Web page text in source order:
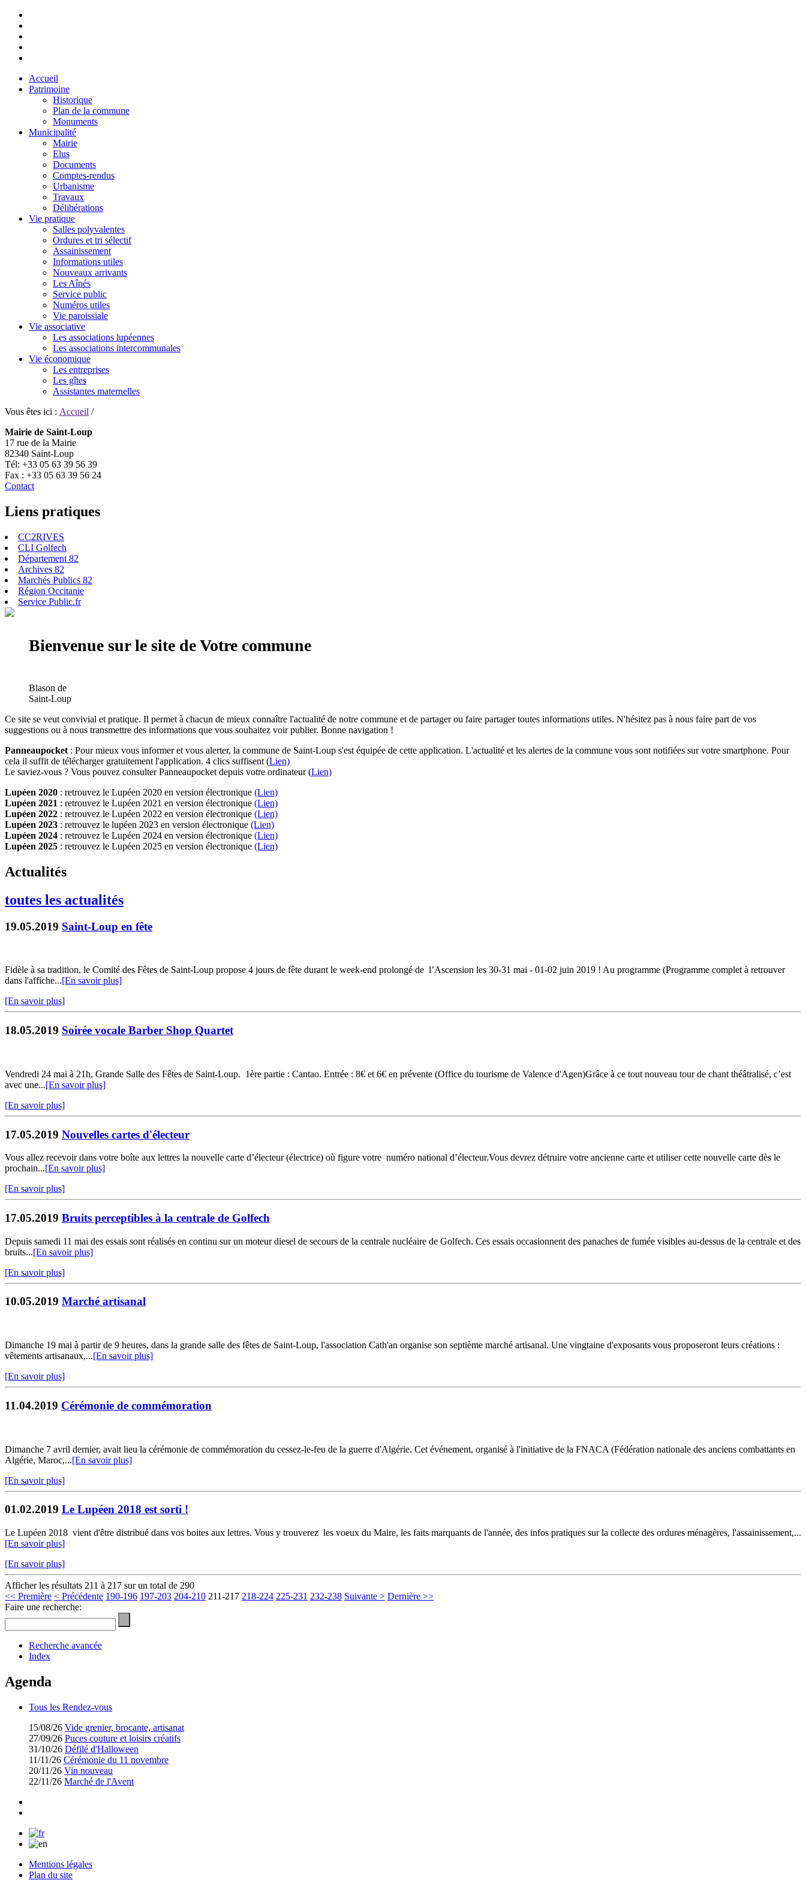
Accueil
Patrimoine
Historique
Plan de la commune
Monuments
Municipalité
Mairie
Elus
Documents
Comptes-rendus
Urbanisme
Travaux
Délibérations
Vie pratique
Salles polyvalentes
Ordures et tri sélectif
Assainissement
Informations utiles
Nouveaux arrivants
Les Aînés
Service public
Numéros utiles
Vie paroissiale
Vie associative
Les associations lupéennes
Les associations intercommunales
Vie économique
Les entreprises
Les gîtes
Assistantes maternelles
Vous êtes ici : Accueil /
Mairie de Saint-Loup
17 rue de la Mairie
82340 Saint-Loup
Tél: +33 05 63 39 56 39
Fax : +33 05 63 39 56 24
Contact
Liens pratiques
CC2RIVES
CLI Golfech
Département 82
Archives 82
Marchés Publics 82
Région Occitanie
Service Public.fr
Bienvenue sur le site de Votre commune
Blason de
Saint-Loup
Ce site se veut convivial et pratique. Il permet à chacun de mieux connaître l'actualité de notre commune et de partager ou faire partager toutes informations utiles. N'hésitez pas à nous faire part de vos
suggestions ou à nous transmettre des informations que vous souhaitez voir publier. Bonne navigation !
Panneaupocket : Pour mieux vous informer et vous alerter, la commune de Saint-Loup s'est équipée de cette application. L'actualité et les alertes de la commune vous sont notifiées sur votre smartphone. Pour
cela il suffit de télécharger gratuitement l'application. 4 clics suffisent (Lien)
Le saviez-vous ? Vous pouvez consulter Panneaupocket depuis votre ordinateur (Lien)
Lupéen 2020 : retrouvez le Lupéen 2020 en version électronique (Lien)
Lupéen 2021 : retrouvez le Lupéen 2021 en version électronique (Lien)
Lupéen 2022 : retrouvez le Lupéen 2022 en version électronique (Lien)
Lupéen 2023 : retrouvez le lupéen 2023 en version électronique (Lien)
Lupéen 2024 : retrouvez le Lupéen 2024 en version électronique (Lien)
Lupéen 2025 : retrouvez le Lupéen 2025 en version électronique (Lien)
Actualités
toutes les actualités
19.05.2019 Saint-Loup en fête
Fidèle à sa tradition, le Comité des Fêtes de Saint-Loup propose 4 jours de fête durant le week-end prolongé de l’Ascension les 30-31 mai - 01-02 juin 2019 ! Au programme (Programme complet à retrouver
dans l'affiche...[En savoir plus]
[En savoir plus]
18.05.2019 Soirée vocale Barber Shop Quartet
Vendredi 24 mai à 21h, Grande Salle des Fêtes de Saint-Loup. 1ère partie : Cantao. Entrée : 8€ et 6€ en prévente (Office du tourisme de Valence d'Agen)Grâce à ce tout nouveau tour de chant théâtralisé, c’est
avec une...[En savoir plus]
[En savoir plus]
17.05.2019 Nouvelles cartes d'électeur
Vous allez recevoir dans votre boîte aux lettres la nouvelle carte d’électeur (électrice) où figure votre numéro national d’électeur.Vous devrez détruire votre ancienne carte et utiliser cette nouvelle carte dès le
prochain...[En savoir plus]
[En savoir plus]
17.05.2019 Bruits perceptibles à la centrale de Golfech
Depuis samedi 11 mai des essais sont réalisés en continu sur un moteur diesel de secours de la centrale nucléaire de Golfech. Ces essais occasionnent des panaches de fumée visibles au-dessus de la centrale et des
bruits...[En savoir plus]
[En savoir plus]
10.05.2019 Marché artisanal
Dimanche 19 mai à partir de 9 heures, dans la grande salle des fêtes de Saint-Loup, l'association Cath'an organise son septième marché artisanal. Une vingtaine d'exposants vous proposeront leurs créations :
vêtements artisanaux,...[En savoir plus]
[En savoir plus]
11.04.2019 Cérémonie de commémoration
Dimanche 7 avril dernier, avait lieu la cérémonie de commémoration du cessez-le-feu de la guerre d'Algérie. Cet événement, organisé à l'initiative de la FNACA (Fédération nationale des anciens combattants en
Algérie, Maroc,...[En savoir plus]
[En savoir plus]
01.02.2019 Le Lupéen 2018 est sorti !
Le Lupéen 2018 vient d'être distribué dans vos boites aux lettres. Vous y trouverez les voeux du Maire, les faits marquants de l'année, des infos pratiques sur la collecte des ordures ménagères, l'assainissement,...
[En savoir plus]
[En savoir plus]
Afficher les résultats 211 à 217 sur un total de 290
<< Première < Précédente 190-196 197-203 204-210 211-217 218-224 225-231 232-238 Suivante > Dernière >>
Faire une recherche:
Recherche avancée
Index
Agenda
Tous les Rendez-vous
15/08/26 Vide grenier, brocante, artisanat
27/09/26 Puces couture et loisirs créatifs
31/10/26 Défilé d'Halloween
11/11/26 Cérémonie du 11 novembre
20/11/26 Vin nouveau
22/11/26 Marché de l'Avent
Mentions légales
Plan du site